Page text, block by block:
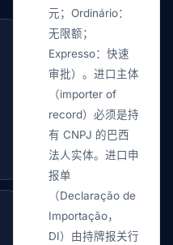
元；Ordinário：
无限额；
Expresso：快速
审批）。进口主体
（importer of
record）必须是持
有 CNPJ 的巴西
法人实体。进口申
报单
（Declaração de
Importação，
DI）由持牌报关行